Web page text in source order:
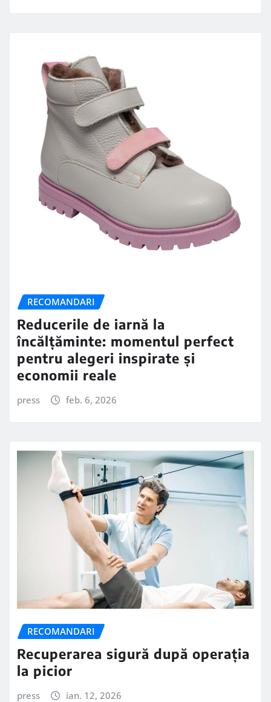
RECOMANDARI
Reducerile de iarnă la
încălțăminte: momentul perfect
pentru alegeri inspirate și
economii reale
press feb. 6, 2026
RECOMANDARI
Recuperarea sigură după operația
la picior
press ian. 12, 2026